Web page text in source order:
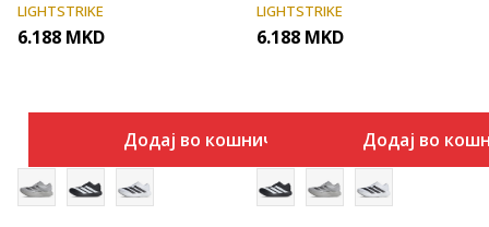
LIGHTSTRIKE
6.188 MKD
Додај во кошничка
LIGHTSTRIKE
6.188 MKD
Додај во